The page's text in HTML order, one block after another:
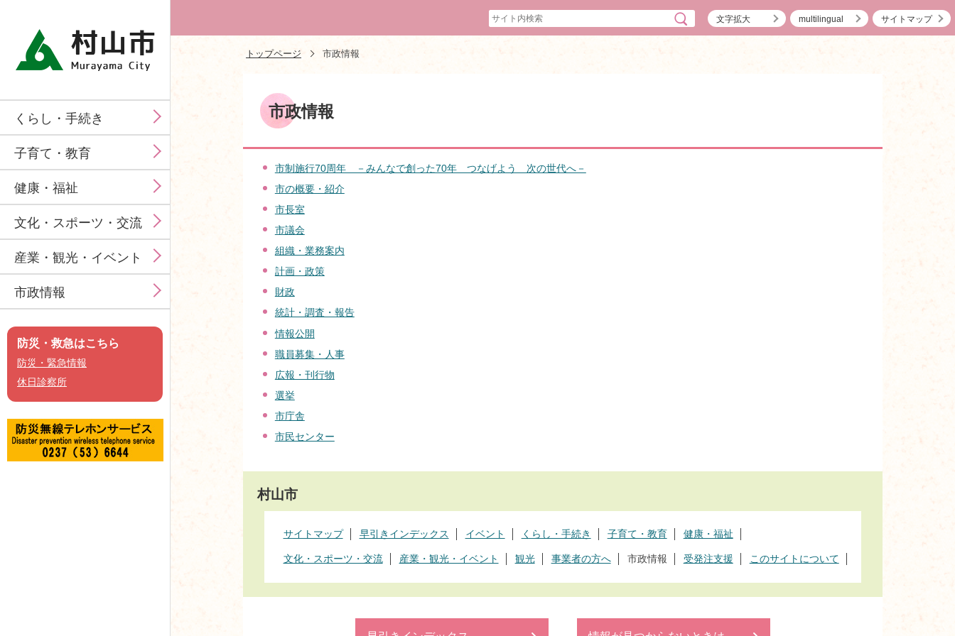
くらし・手続き
子育て・教育
健康・福祉
文化・スポーツ・交流
産業・観光・イベント
市政情報
防災・救急はこちら
防災・緊急情報
休日診察所
文字拡大 multilingual サイトマップ
トップページ 市政情報
市政情報
市制施行70周年 －みんなで創った70年 つなげよう 次の世代へ－
市の概要・紹介
市長室
市議会
組織・業務案内
計画・政策
財政
統計・調査・報告
情報公開
職員募集・人事
広報・刊行物
選挙
市庁舎
市民センター
村山市
サイトマップ 早引きインデックス イベント くらし・手続き 子育て・教育 健康・福祉
文化・スポーツ・交流 産業・観光・イベント 観光 事業者の方へ 市政情報 受発注支援 このサイトについて